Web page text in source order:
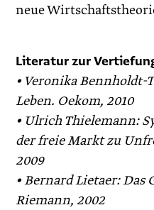
neue
Literatur zur
• Veronika Bennholdt-
Leben. Oekom, 2010
• Ulrich Thielemann:
der freie Markt zu
2009
• Bernard Lietaer: Das
Riemann, 2002